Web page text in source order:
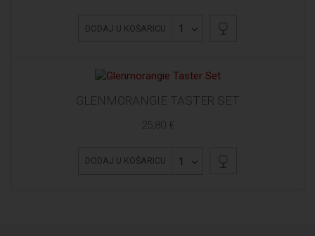
DODAJ U KOŠARICU 1
GLENMORANGIE TASTER SET
25,80 €
DODAJ U KOŠARICU 1